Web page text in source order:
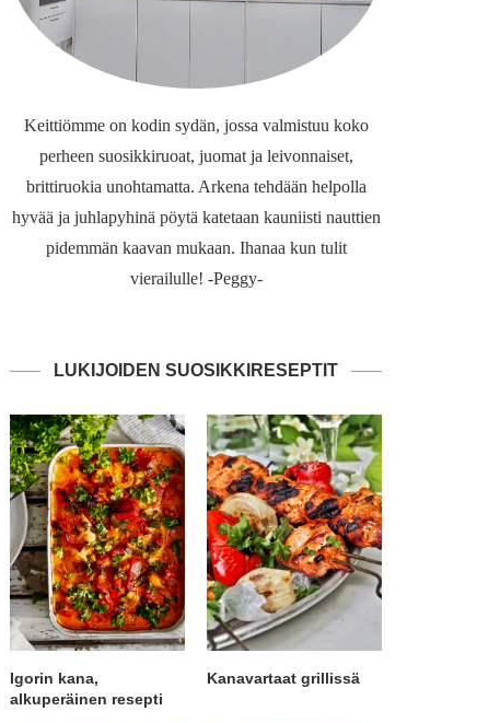
Keittiömme on kodin sydän, jossa valmistuu koko
perheen suosikkiruoat, juomat ja leivonnaiset,
brittiruokia unohtamatta. Arkena tehdään helpolla
hyvää ja juhlapyhinä pöytä katetaan kauniisti nauttien
pidemmän kaavan mukaan. Ihanaa kun tulit
vierailulle! -Peggy-
LUKIJOIDEN SUOSIKKIRESEPTIT
Igorin kana,
alkuperäinen resepti
Kanavartaat grillissä